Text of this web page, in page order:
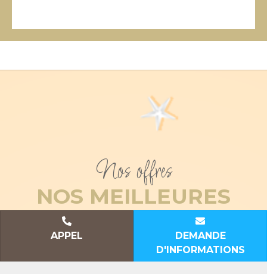
Nos offres
NOS MEILLEURES
PROMOTIONS
APPEL
DEMANDE
D'INFORMATIONS